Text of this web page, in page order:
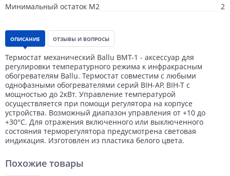
Минимальный остаток М2
2
ОПИСАНИЕ ОТЗЫВЫ И ВОПРОСЫ
Термостат механический Ballu BMT-1 - аксессуар для
регулировки температурного режима к инфракрасным
обогревателям Ballu. Термостат совместим с любыми
однофазными обогревателями серий BIH-AP, BIH-T с
мощностью до 2кВт. Управление температурой
осуществляется при помощи регулятора на корпусе
устройства. Возможный диапазон управления от +10 до
+30°С. Для отражения включенного или выключенного
состояния терморегулятора предусмотрена световая
индикация. Изготовлен из пластика белого цвета.
Похожие товары